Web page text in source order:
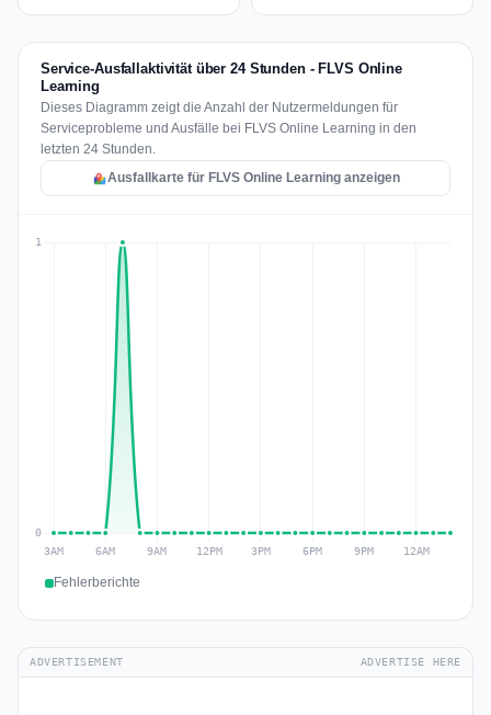
Service-Ausfallaktivität über 24 Stunden - FLVS Online
Learning
Dieses Diagramm zeigt die Anzahl der Nutzermeldungen für
Serviceprobleme und Ausfälle bei FLVS Online Learning in den
letzten 24 Stunden.
Ausfallkarte für FLVS Online Learning anzeigen
Fehlerberichte
ADVERTISEMENT ADVERTISE HERE